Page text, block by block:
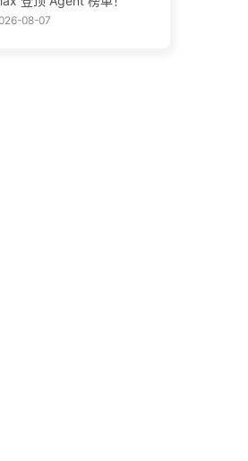
08-07